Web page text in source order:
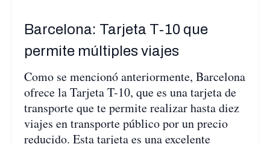
Barcelona: Tarjeta T-10 que
permite múltiples viajes
Como se mencionó anteriormente, Barcelona
ofrece la Tarjeta T-10, que es una tarjeta de
transporte que te permite realizar hasta diez
viajes en transporte público por un precio
reducido. Esta tarjeta es una excelente